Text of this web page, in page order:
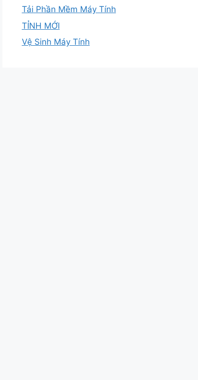
Tải Phần Mềm Máy Tính
TỈNH MỚI
Vệ Sinh Máy Tính